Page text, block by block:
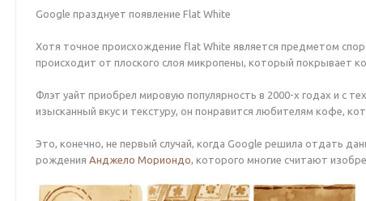
Google празднует появление Flat White
Хотя точное происхождение flat White является предметом
происходит от плоского слоя микропены, который покрывает
Флэт уайт приобрел мировую популярность в 2000-х годах и с
изысканный вкус и текстуру, он понравится любителям кофе,
Это, конечно, не первый случай, когда Google решила отдать
рождения Анджело Мориондо, которого многие считают